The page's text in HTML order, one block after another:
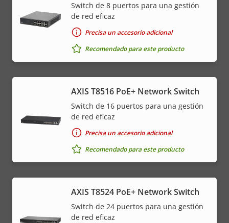
Switch de 8 puertos para una gestión
de red eficaz
Precisa un accesorio adicional
Recomendado para este producto
AXIS T8516 PoE+ Network Switch
Switch de 16 puertos para una gestión
de red eficaz
Precisa un accesorio adicional
Recomendado para este producto
AXIS T8524 PoE+ Network Switch
Switch de 24 puertos para una gestión
de red eficaz